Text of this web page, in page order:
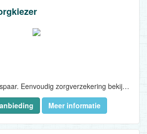
Vergelijk. Kies. Bespaar. Eenvoudig zorgverzekering bekijken en afsluiten..
Meer informatie